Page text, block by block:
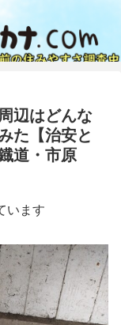
辺はどんな
た【治安と
道・市原
います